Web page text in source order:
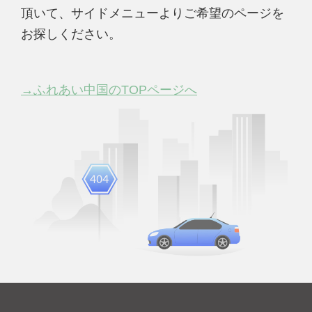
頂いて、サイドメニューよりご希望のページを
お探しください。
→ふれあい中国のTOPページへ